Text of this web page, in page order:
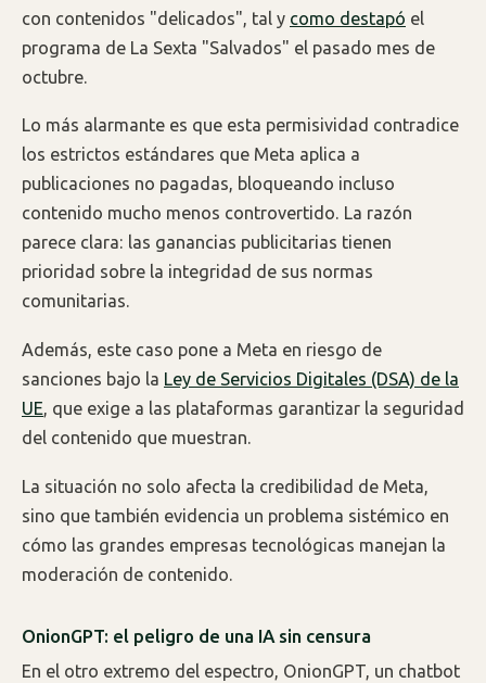
con contenidos "delicados", tal y como destapó el
programa de La Sexta "Salvados" el pasado mes de
octubre.
Lo más alarmante es que esta permisividad contradice
los estrictos estándares que Meta aplica a
publicaciones no pagadas, bloqueando incluso
contenido mucho menos controvertido. La razón
parece clara: las ganancias publicitarias tienen
prioridad sobre la integridad de sus normas
comunitarias.
Además, este caso pone a Meta en riesgo de
sanciones bajo la Ley de Servicios Digitales (DSA) de la
UE, que exige a las plataformas garantizar la seguridad
del contenido que muestran.
La situación no solo afecta la credibilidad de Meta,
sino que también evidencia un problema sistémico en
cómo las grandes empresas tecnológicas manejan la
moderación de contenido.
OnionGPT: el peligro de una IA sin censura
En el otro extremo del espectro, OnionGPT, un chatbot